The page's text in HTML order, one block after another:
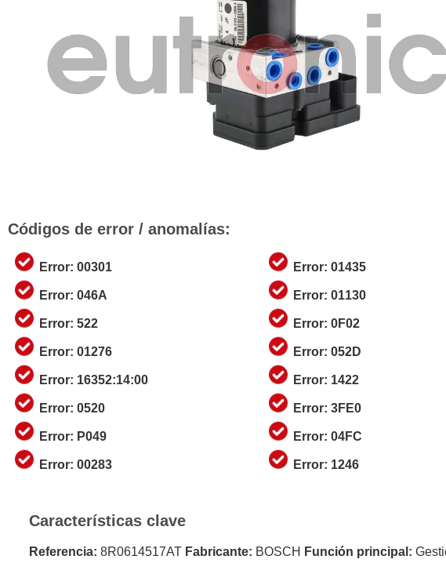
Códigos de error / anomalías:
Error: 00301
Error: 046A
Error: 522
Error: 01276
Error: 16352:14:00
Error: 0520
Error: P049
Error: 00283
Error: 01435
Error: 01130
Error: 0F02
Error: 052D
Error: 1422
Error: 3FE0
Error: 04FC
Error: 1246
Características clave
Referencia: 8R0614517AT Fabricante: BOSCH Función principal: